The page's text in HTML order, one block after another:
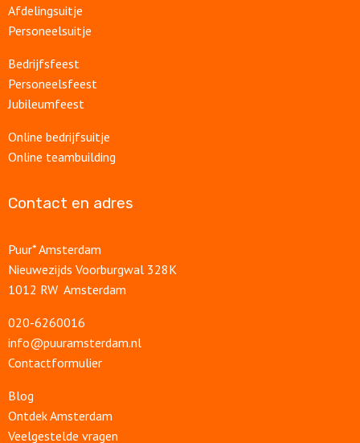
Afdelingsuitje
Personeelsuitje
Bedrijfsfeest
Personeelsfeest
Jubileumfeest
Online bedrijfsuitje
Online teambuilding
Contact en adres
Puur* Amsterdam
Nieuwezijds Voorburgwal 328K
1012 RW Amsterdam
020-6260016
info@puuramsterdam.nl
Contactformulier
Blog
Ontdek Amsterdam
Veelgestelde vragen